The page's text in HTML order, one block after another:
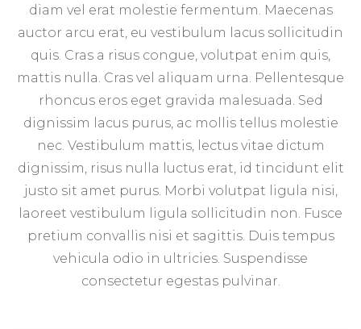
diam vel erat molestie fermentum. Maecenas
auctor arcu erat, eu vestibulum lacus sollicitudin
quis. Cras a risus congue, volutpat enim quis,
mattis nulla. Cras vel aliquam urna. Pellentesque
rhoncus eros eget gravida malesuada. Sed
dignissim lacus purus, ac mollis tellus molestie
nec. Vestibulum mattis, lectus vitae dictum
dignissim, risus nulla luctus erat, id tincidunt elit
justo sit amet purus. Morbi volutpat ligula nisi,
laoreet vestibulum ligula sollicitudin non. Fusce
pretium convallis nisi et sagittis. Duis tempus
vehicula odio in ultricies. Suspendisse
consectetur egestas pulvinar.